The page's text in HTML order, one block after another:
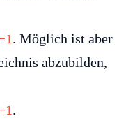
. Möglich ist aber
abzubilden,
.